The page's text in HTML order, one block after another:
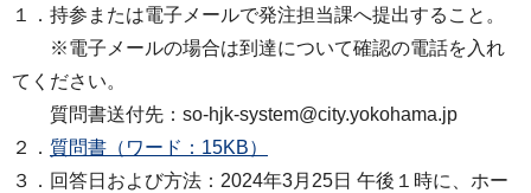
１．持参または電子メールで発注担当課へ提出すること。
※電子メールの場合は到達について確認の電話を入れ
てください。
質問書送付先：so-hjk-system@city.yokohama.jp
２． 質問書（ワード：15KB）
３．回答日および方法：2024年3月25日 午後１時に、ホー